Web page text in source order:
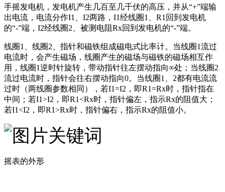
手摇发电机，发电机产生几百至几千伏的高压，并从“+”端输
出电流，电流分作I1、I2两路，I1经线圈1、R1回到发电机
的“-”端，I2经线圈2、被测电阻Rx回到发电机的“-”端。
线圈1、线圈2、指针和磁铁组成磁电式比率计。当线圈1流过
电流时，会产生磁场，线圈产生的磁场与磁铁的磁场相互作
用，线圈1逆时针旋转，带动指针往左摆动指向∞处；当线圈2
流过电流时，指针会往右摆动指向0。当线圈1、2都有电流流
过时（两线圈参数相同），若I1=I2，即R1=Rx时，指针指在
中间；若I1>I2，即R1<Rx时，指针偏左，指示Rx的阻值大；
若I1<I2，即R1>Rx时，指针偏右，指示Rx的阻值小。
摇表的外形